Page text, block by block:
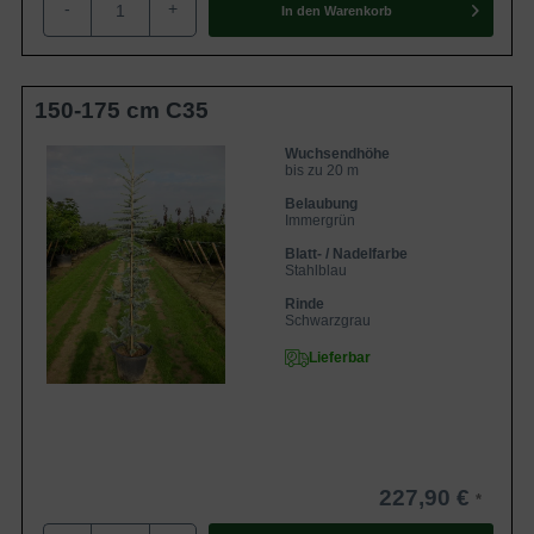
Der Stamm der Blauen Libanon-Zeder trägt eine markante
Rinde, die rissig ist und schwarzgrau schimmert. Sie bietet
einen schönen Kontrast zu der helleren, dezent behaarten
Rinde der Jungtriebe und dem blauen Nadelwerk.
Die Nadeln der Blauen Libanon-Zeder funkeln
stahlblau
Die Krone der Blauen Libanon-Zeder funkelt ganzjährig in
einem sinnlichen Stahlblau. Ihre Optik belebt den Garten
Der strahlende Anblick macht die Libanon-Zeder zu einem
- + In den Warenkorb
150-175 cm C35
Wuchsendhöhe
bis zu 20 m
Belaubung
Immergrün
Blatt- / Nadelfarbe
Stahlblau
Rinde
Schwarzgrau
Lieferbar
227,90 €